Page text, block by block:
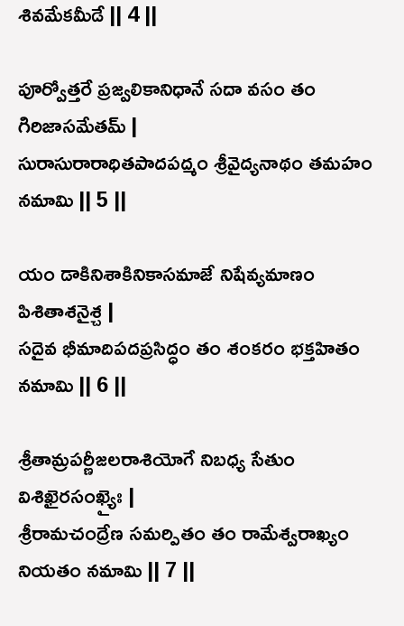
శివమేకమీడే || 4 ||
పూర్వోత్తరే ప్రజ్వలికానిధానే సదా వసం తం
గిరిజాసమేతమ్ |
సురాసురారాధితపాదపద్మం శ్రీవైద్యనాథం తమహం
నమామి || 5 ||
యం డాకినిశాకినికాసమాజే నిషేవ్యమాణం
పిశితాశనైశ్చ |
సదైవ భీమాదిపదప్రసిద్ధం తం శంకరం భక్తహితం
నమామి || 6 ||
శ్రీతామ్రపర్ణీజలరాశియోగే నిబధ్య సేతుం
విశిఖైరసంఖ్యైః |
శ్రీరామచంద్రేణ సమర్పితం తం రామేశ్వరాఖ్యం
నియతం నమామి || 7 ||